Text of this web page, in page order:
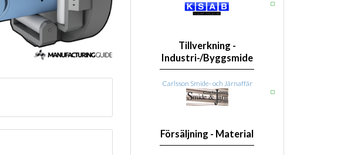
Tillverkning -
Industri-/Byggsmide
Carlsson Smide- och Järnaffär
Försäljning - Material